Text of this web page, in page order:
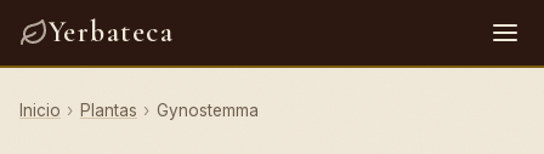
Yerbateca
Inicio › Plantas › Gynostemma